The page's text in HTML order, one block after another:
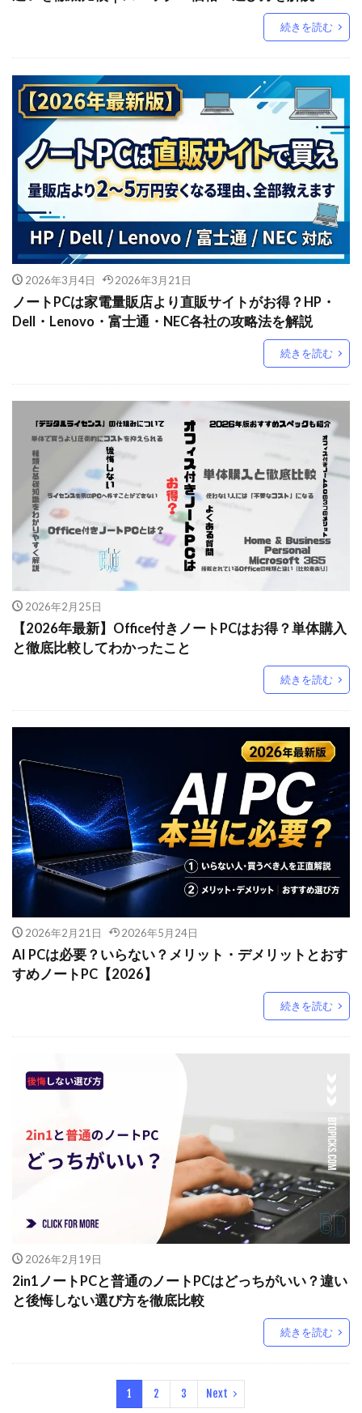
続きを読む
2026年3月4日 2026年3月21日
ノートPCは家電量販店より直販サイトがお得？HP・
Dell・Lenovo・富士通・NEC各社の攻略法を解説
続きを読む
2026年2月25日
【2026年最新】Office付きノートPCはお得？単体購入
と徹底比較してわかったこと
続きを読む
2026年2月21日 2026年5月24日
AI PCは必要？いらない？メリット・デメリットとおす
すめノートPC【2026】
続きを読む
2026年2月19日
2in1ノートPCと普通のノートPCはどっちがいい？違い
と後悔しない選び方を徹底比較
続きを読む
1 2 3 Next